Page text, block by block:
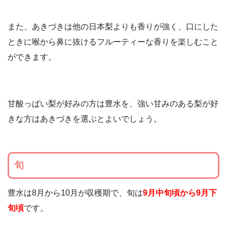
また、あきづきは他の日本梨よりも香りが強く、口にした
ときに喉から鼻に抜けるフルーティーな香りを楽しむこと
ができます。
甘酸っぱい梨が好みの方は豊水を、強い甘みのある梨が好
きな方はあきづきを選ぶとよいでしょう。
旬
豊水は8月から10月が収穫期で、旬は9月中旬頃から9月下
旬頃です。